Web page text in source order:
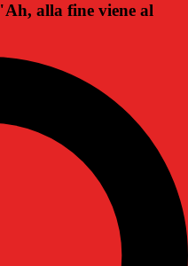
alla fine viene al